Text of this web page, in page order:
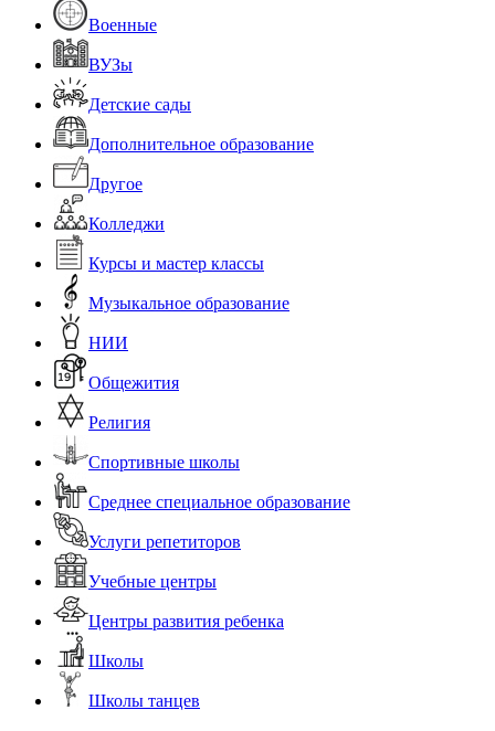
Военные
ВУЗы
Детские сады
Дополнительное образование
Другое
Колледжи
Курсы и мастер классы
Музыкальное образование
НИИ
Общежития
Религия
Спортивные школы
Среднее специальное образование
Услуги репетиторов
Учебные центры
Центры развития ребенка
Школы
Школы танцев